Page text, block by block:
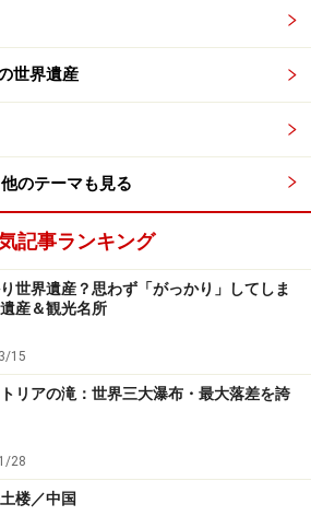
モザイクや大理石で覆われた内装に
がむき出してシンプルだ。八角形・二
に珍しかった
特別華やかなのはガラスを多用し
って輝きと濃淡表現がより豊かにな
はなく、ガラスを割った断面の方を
を表現した。
芸術の中心となったのが首都コン
現在のイスタンブール）や西ロー
ヴェンナだ。しかし、8～9世紀に
イコノクラスム（聖像破壊運動）
され、コンスタンティノープルの
されてしまう。
世界遺産
他のテーマも見る
記事ランキング
世界遺産？思わず「がっかり」してしま
産＆観光名所
15
リアの滝：世界三大瀑布・最大落差を誇
28
楼／中国